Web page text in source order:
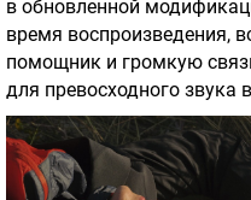
в обновленной
время воспроизведения,
помощник и громкую
для превосходного звука